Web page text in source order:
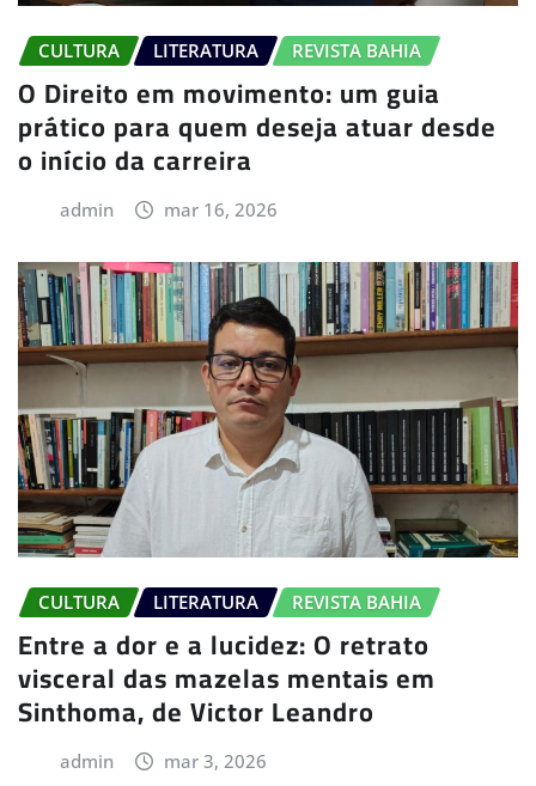
CULTURA LITERATURA REVISTA BAHIA
O Direito em movimento: um guia
prático para quem deseja atuar desde
o início da carreira
admin mar 16, 2026
CULTURA LITERATURA REVISTA BAHIA
Entre a dor e a lucidez: O retrato
visceral das mazelas mentais em
Sinthoma, de Victor Leandro
admin mar 3, 2026